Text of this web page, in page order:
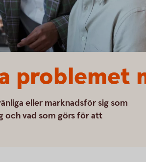
problemet
eller marknadsför sig som
och vad som görs för att